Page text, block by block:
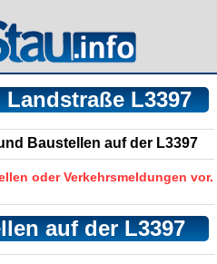
L3397
Baustellen auf der L3397
oder Verkehrsmeldungen vor.
auf der L3397